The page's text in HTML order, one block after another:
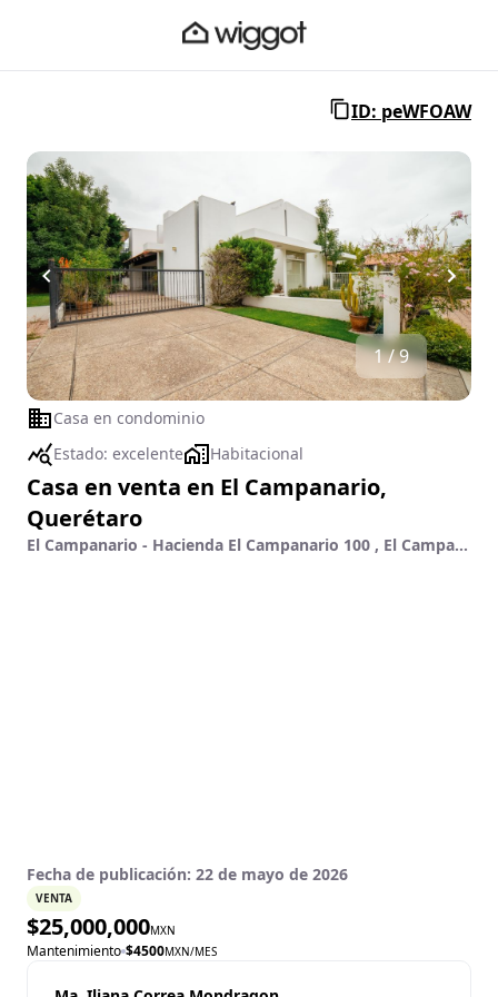
ID: peWFOAW
1 / 9
Casa en condominio
Estado: excelente Habitacional
Casa en venta en El Campanario,
Querétaro
El Campanario - Hacienda El Campanario 100 , El Campanario, Querétaro, Querétaro
Fecha de publicación: 22 de mayo de 2026
VENTA
$25,000,000MXN
Mantenimiento $4500MXN/MES